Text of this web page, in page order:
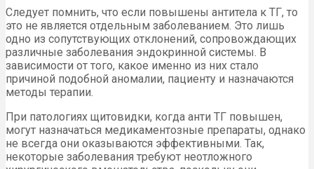
Следует помнить, что если повышены антитела к ТГ, то
это не является отдельным заболеванием. Это лишь
одно из сопутствующих отклонений, сопровождающих
различные заболевания эндокринной системы. В
зависимости от того, какое именно из них стало
причиной подобной аномалии, пациенту и назначаются
методы терапии.
При патологиях щитовидки, когда анти ТГ повышен,
могут назначаться медикаментозные препараты, однако
не всегда они оказываются эффективными. Так,
некоторые заболевания требуют неотложного